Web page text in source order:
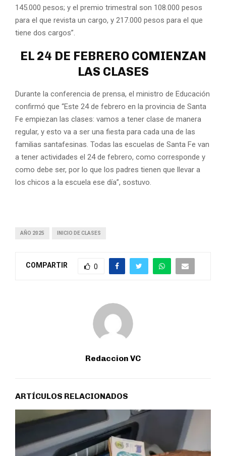
145.000 pesos; y el premio trimestral son 108.000 pesos
para el que revista un cargo, y 217.000 pesos para el que
tiene dos cargos”.
EL 24 DE FEBRERO COMIENZAN
LAS CLASES
Durante la conferencia de prensa, el ministro de Educación
confirmó que “Este 24 de febrero en la provincia de Santa
Fe empiezan las clases: vamos a tener clase de manera
regular, y esto va a ser una fiesta para cada una de las
familias santafesinas. Todas las escuelas de Santa Fe van
a tener actividades el 24 de febrero, como corresponde y
como debe ser, por lo que los padres tienen que llevar a
los chicos a la escuela ese día”, sostuvo.
AÑO 2025 INICIO DE CLASES
COMPARTIR 0
Redaccion VC
ARTÍCULOS RELACIONADOS